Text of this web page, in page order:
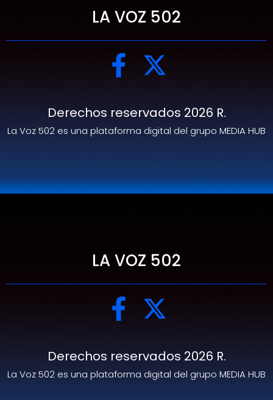
LA VOZ 502
Derechos reservados 2026 R.
La Voz 502 es una plataforma digital del grupo MEDIA HUB
LA VOZ 502
Derechos reservados 2026 R.
La Voz 502 es una plataforma digital del grupo MEDIA HUB